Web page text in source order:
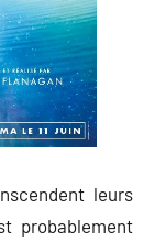
leurs
probablement